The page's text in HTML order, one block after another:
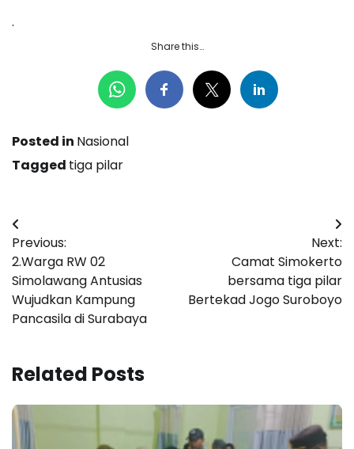
.
Share this…
Posted in Nasional
Tagged tiga pilar
Navigasi
pos
Previous:
2.Warga RW 02
Simolawang Antusias
Wujudkan Kampung
Pancasila di Surabaya
Next:
Camat Simokerto
bersama tiga pilar
Bertekad Jogo Suroboyo
Related Posts